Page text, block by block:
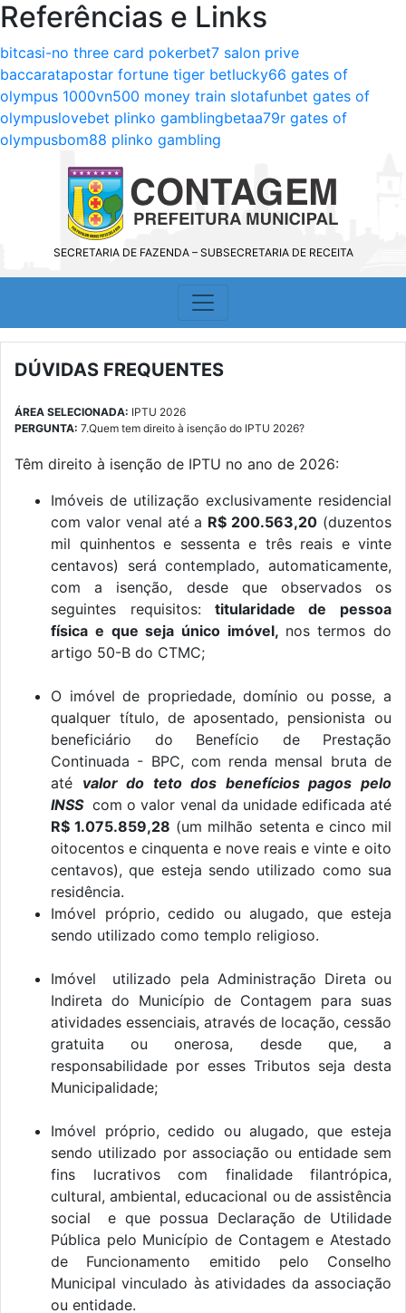
Referências e Links
bitcasi-no three card pokerbet7 salon prive
baccaratapostar fortune tiger betlucky66 gates of
olympus 1000vn500 money train slotafunbet gates of
olympuslovebet plinko gamblingbetaa79r gates of
olympusbom88 plinko gambling
SECRETARIA DE FAZENDA – SUBSECRETARIA DE RECEITA
DÚVIDAS FREQUENTES
ÁREA SELECIONADA: IPTU 2026
PERGUNTA: 7.Quem tem direito à isenção do IPTU 2026?
Têm direito à isenção de IPTU no ano de 2026:
Imóveis de utilização exclusivamente residencial
com valor venal até a R$ 200.563,20 (duzentos
mil quinhentos e sessenta e três reais e vinte
centavos) será contemplado, automaticamente,
com a isenção, desde que observados os
seguintes requisitos:titularidade de pessoa
física e que seja único imóvel, nos termos do
artigo 50-B do CTMC;
O imóvel de propriedade, domínio ou posse, a
qualquer título, de aposentado, pensionista ou
beneficiário do Benefício de Prestação
Continuada - BPC, com renda mensal bruta de
até valor do teto dos benefícios pagos pelo
INSScom o valor venal da unidade edificada até
R$ 1.075.859,28 (um milhão setenta e cinco mil
oitocentos e cinquenta e nove reais e vinte e oito
centavos), que esteja sendo utilizado como sua
residência.
Imóvel próprio, cedido ou alugado, que esteja
sendo utilizado como templo religioso.
Imóvel utilizado pela Administração Direta ou
Indireta do Município de Contagem para suas
atividades essenciais, através de locação, cessão
gratuita ou onerosa, desde que, a
responsabilidade por esses Tributos seja desta
Municipalidade;
Imóvel próprio, cedido ou alugado, que esteja
sendo utilizado por associação ou entidade sem
fins lucrativos com finalidade filantrópica,
cultural, ambiental, educacional ou de assistência
social e que possua Declaração de Utilidade
Pública pelo Município de Contagem e Atestado
de Funcionamento emitido pelo Conselho
Municipal vinculado às atividades da associação
ou entidade.